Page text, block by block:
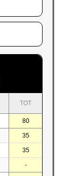
TOT
80
35
35
-